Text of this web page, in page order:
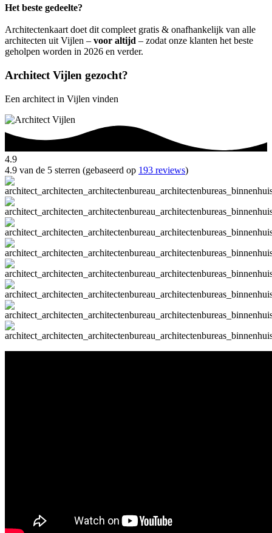
Het beste gedeelte?
Architectenkaart doet dit compleet gratis & onafhankelijk van alle
architecten uit Vijlen – voor altijd – zodat onze klanten het beste
geholpen worden in 2026 en verder.
Architect Vijlen gezocht?
Een architect in Vijlen vinden
4.9
4.9 van de 5 sterren (gebaseerd op 193 reviews)